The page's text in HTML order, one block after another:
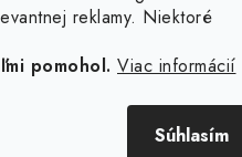
reklamy. Niektoré
pomohol. Viac informácií
Súhlasím